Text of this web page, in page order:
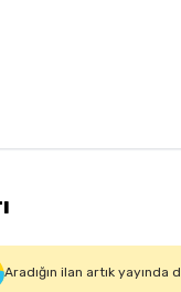
Aradığın ilan artık